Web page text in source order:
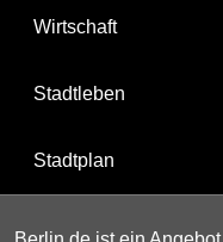
Wirtschaft
Stadtleben
Stadtplan